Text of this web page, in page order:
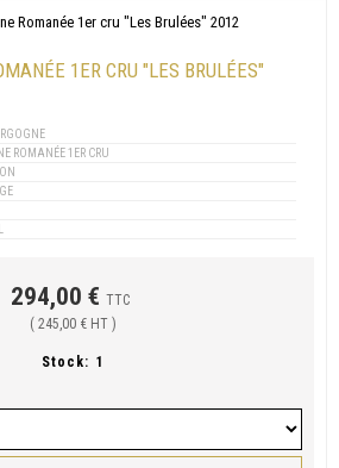
1ER CRU "LES BRULÉES"
ROMANÉE 1ER CRU
294,00 € TTC
( 245,00 € HT )
Stock: 1